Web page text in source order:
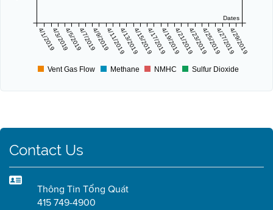
Dates
4/1/20194/3/20194/5/20194/7/20194/9/20194/11/20194/13/20194/15/20194/17/20194/19/20194/21/20194/23/20194/25/20194/27/20194/29/2019
Vent Gas Flow Methane NMHC Sulfur Dioxide
Contact Us
Thông Tin Tổng Quát
415 749-4900